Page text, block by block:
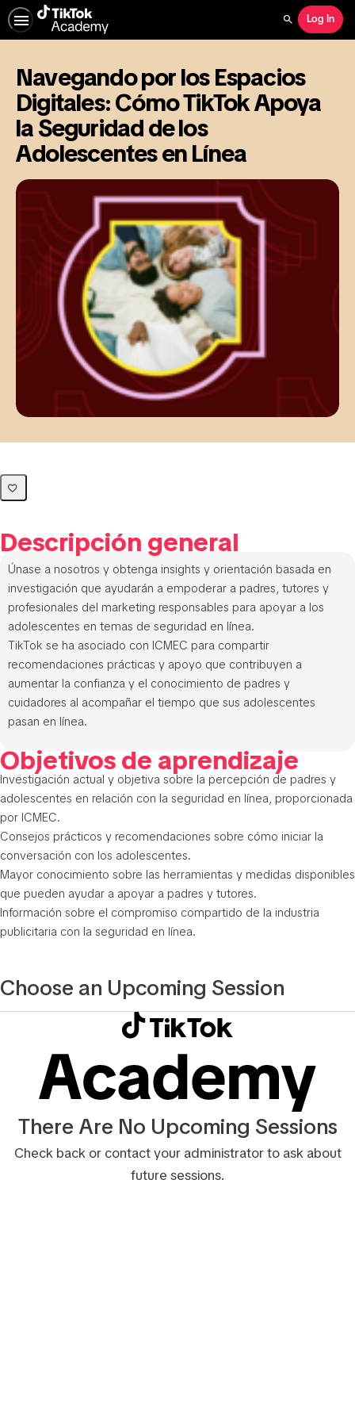
Search
Log In
Navegando por los Espacios
Digitales: Cómo TikTok Apoya
la Seguridad de los
Adolescentes en Línea
Descripción general
Únase a nosotros y obtenga insights y orientación basada en
investigación que ayudarán a empoderar a padres, tutores y
profesionales del marketing responsables para apoyar a los
adolescentes en temas de seguridad en línea.
TikTok se ha asociado con ICMEC para compartir
recomendaciones prácticas y apoyo que contribuyen a
aumentar la confianza y el conocimiento de padres y
cuidadores al acompañar el tiempo que sus adolescentes
pasan en línea.
Objetivos de aprendizaje
Investigación actual y objetiva sobre la percepción de padres y
adolescentes en relación con la seguridad en línea, proporcionada
por ICMEC.
Consejos prácticos y recomendaciones sobre cómo iniciar la
conversación con los adolescentes.
Mayor conocimiento sobre las herramientas y medidas disponibles
que pueden ayudar a apoyar a padres y tutores.
Información sobre el compromiso compartido de la industria
publicitaria con la seguridad en línea.
Choose an Upcoming Session
There Are No Upcoming Sessions
Check back or contact your administrator to ask about
future sessions.